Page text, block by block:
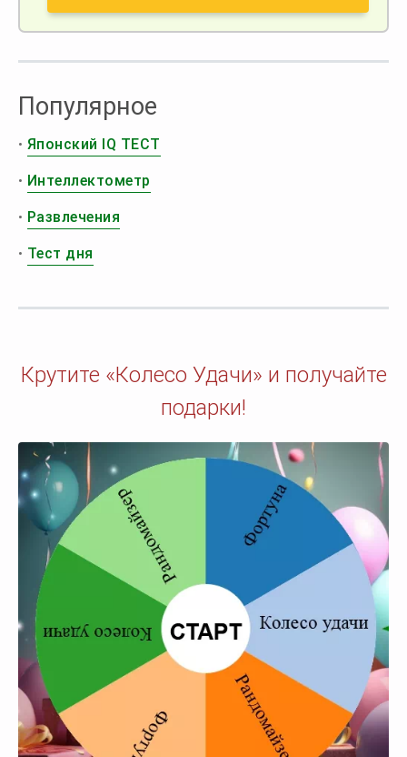
Популярное
• Японский IQ ТЕСТ
• Интеллектометр
• Развлечения
• Тест дня
Крутите «Колесо Удачи» и получайте
подарки!